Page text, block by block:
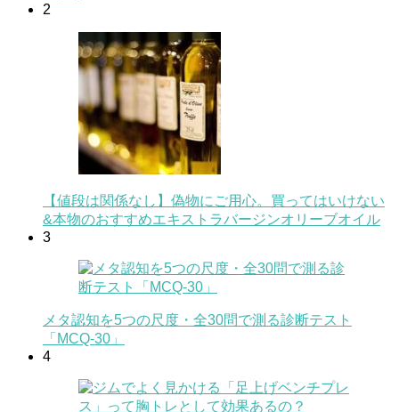
2
【値段は関係なし】偽物にご用心。買ってはいけない
&本物のおすすめエキストラバージンオリーブオイル
3
メタ認知を5つの尺度・全30問で測る診断テスト
「MCQ-30」
4